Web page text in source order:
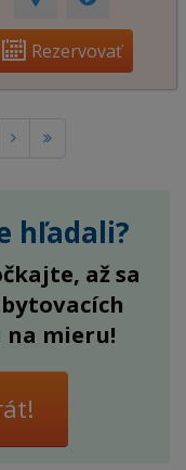
Rezervovať
hľadali?
až sa
na mieru!